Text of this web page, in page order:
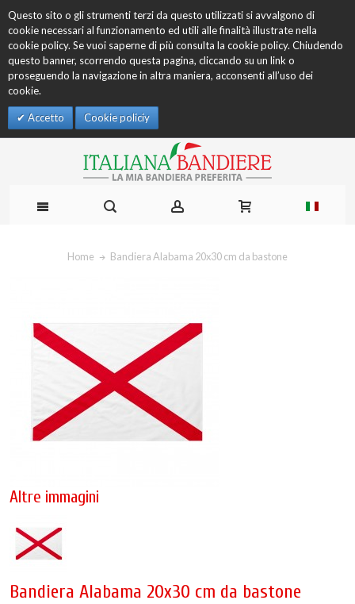
Questo sito o gli strumenti terzi da questo utilizzati si avvalgono di
cookie necessari al funzionamento ed utili alle finalità illustrate nella
cookie policy. Se vuoi saperne di più consulta la cookie policy. Chiudendo
questo banner, scorrendo questa pagina, cliccando su un link o
proseguendo la navigazione in altra maniera, acconsenti all’uso dei
cookie.
Accetto Cookie policiy
Home Bandiera Alabama 20x30 cm da bastone
Altre immagini
Bandiera Alabama 20x30 cm da bastone